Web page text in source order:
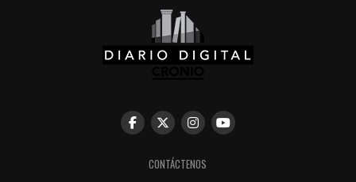
— Inter Miami CF
(@InterMiamiCF)
X
CONTÁCTENOS